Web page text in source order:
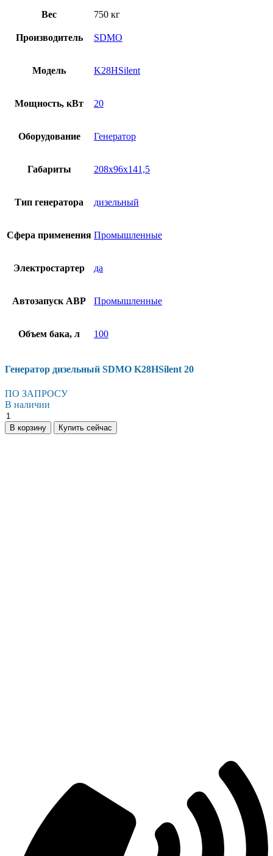
Вес 750 кг
Производитель SDMO
Модель K28HSilent
Мощность, кВт 20
Оборудование Генератор
Габариты 208x96x141,5
Тип генератора дизельный
Сфера применения Промышленные
Электростартер да
Автозапуск АВР Промышленные
Объем бака, л 100
Генератор дизельный SDMO K28HSilent 20
ПО ЗАПРОСУ
В наличии
Генератор
дизельный
SDMO
В корзину Купить сейчас